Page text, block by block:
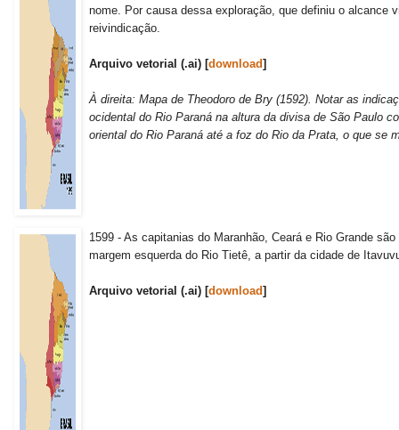
nome. Por causa dessa exploração, que definiu o alcance
reivindicação.
Arquivo vetorial (.ai) [download]
À direita: Mapa de Theodoro de Bry (1592). Notar as
ocidental do Rio Paraná na altura da divisa de São Paulo
oriental do Rio Paraná até a foz do Rio da Prata, o que se
1599 - As capitanias do Maranhão, Ceará e Rio Grande
margem esquerda do Rio Tietê, a partir da cidade de
Arquivo vetorial (.ai) [download]